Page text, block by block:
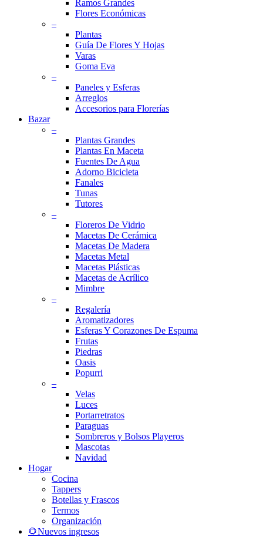
Ramos Grandes
Flores Económicas
–
Plantas
Guía De Flores Y Hojas
Varas
Goma Eva
–
Paneles y Esferas
Arreglos
Accesorios para Florerías
Bazar
–
Plantas Grandes
Plantas En Maceta
Fuentes De Agua
Adorno Bicicleta
Fanales
Tunas
Tutores
–
Floreros De Vidrio
Macetas De Cerámica
Macetas De Madera
Macetas Metal
Macetas Plásticas
Macetas de Acrílico
Mimbre
–
Regalería
Aromatizadores
Esferas Y Corazones De Espuma
Frutas
Piedras
Oasis
Popurri
–
Velas
Luces
Portarretratos
Paraguas
Sombreros y Bolsos Playeros
Mascotas
Navidad
Hogar
Cocina
Tappers
Botellas y Frascos
Termos
Organización
🌻Nuevos ingresos